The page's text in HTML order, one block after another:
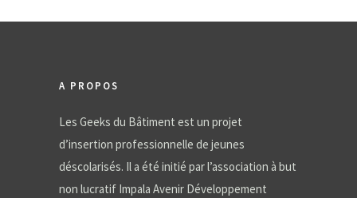
A PROPOS
Les Geeks du Bâtiment est un projet
d’insertion professionnelle de jeunes
déscolarisés. Il a été initié par l’association à but
non lucratif Impala Avenir Développement